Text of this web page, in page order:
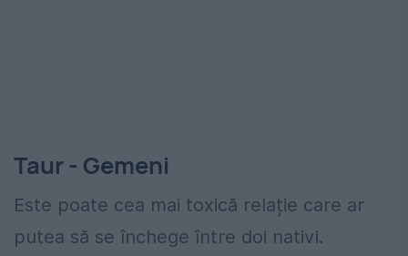
Taur - Gemeni
Este poate cea mai toxică relație care ar
putea să se închege între doi nativi.